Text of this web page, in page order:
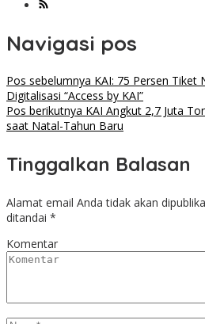
Navigasi pos
Pos sebelumnya KAI: 75 Persen Tiket
Digitalisasi “Access by KAI”
Pos berikutnya KAI Angkut 2,7 Juta
saat Natal-Tahun Baru
Tinggalkan Balasan
Alamat email Anda tidak akan
ditandai *
Komentar